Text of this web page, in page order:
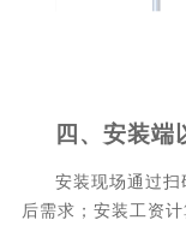
四、 安装端
安装现场通过扫
后需求；安装工资计